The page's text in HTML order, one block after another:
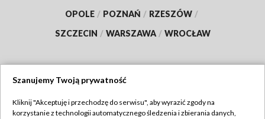
OPOLE / POZNAŃ / RZESZÓW /
SZCZECIN / WARSZAWA / WROCŁAW
TVP
Szanujemy Twoją prywatność
Kliknij "Akceptuję i przechodzę do serwisu", aby wyrazić zgody na
korzystanie z technologii automatycznego śledzenia i zbierania danych,